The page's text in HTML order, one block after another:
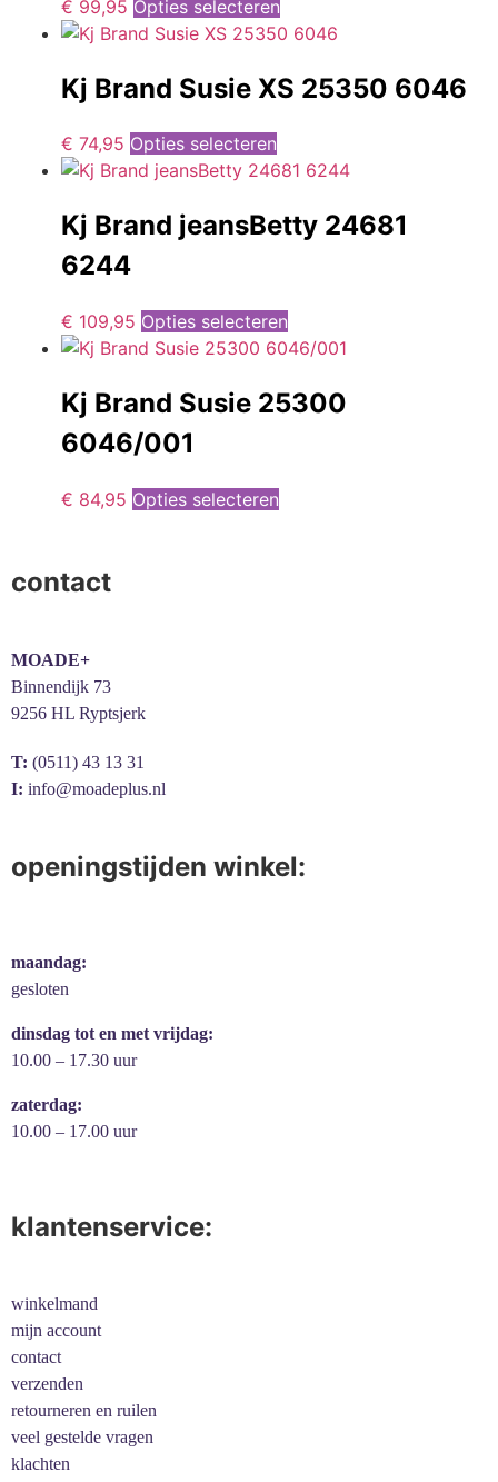
€ 99,95 Opties selecteren
Kj Brand Susie XS 25350 6046
€ 74,95 Opties selecteren
Kj Brand jeansBetty 24681
6244
€ 109,95 Opties selecteren
Kj Brand Susie 25300
6046/001
€ 84,95 Opties selecteren
contact
MOADE+
Binnendijk 73
9256 HL Ryptsjerk
T: (0511) 43 13 31
I: info@moadeplus.nl
openingstijden winkel:
maandag:
gesloten
dinsdag tot en met vrijdag:
10.00 – 17.30 uur
zaterdag:
10.00 – 17.00 uur
klantenservice:
winkelmand
mijn account
contact
verzenden
retourneren en ruilen
veel gestelde vragen
klachten